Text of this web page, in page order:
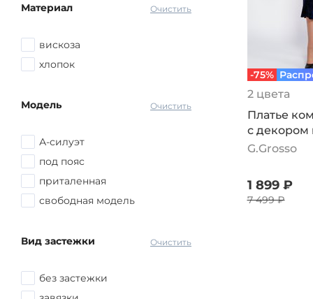
другой
Очистить
Материал
вискоза
хлопок
Очистить
Модель
А-силуэт
под пояс
приталенная
свободная модель
Очистить
Вид застежки
без застежки
-75%
2 цвета
Платье
с декором
сине-белый
G.Grosso
1 899 ₽
7 499 ₽